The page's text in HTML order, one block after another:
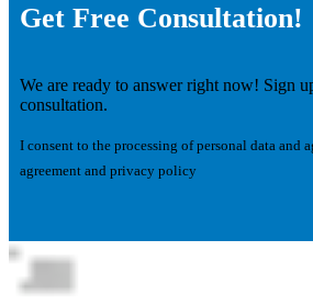
Get Free Consultation!
We are ready to answer right now! Sign
consultation.
I consent to the processing of personal data and
agreement and privacy policy